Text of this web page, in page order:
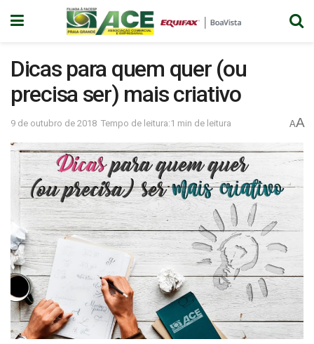
Dicas para quem quer (ou
precisa ser) mais criativo
9 de outubro de 2018 Tempo de leitura:1 min de leitura AA